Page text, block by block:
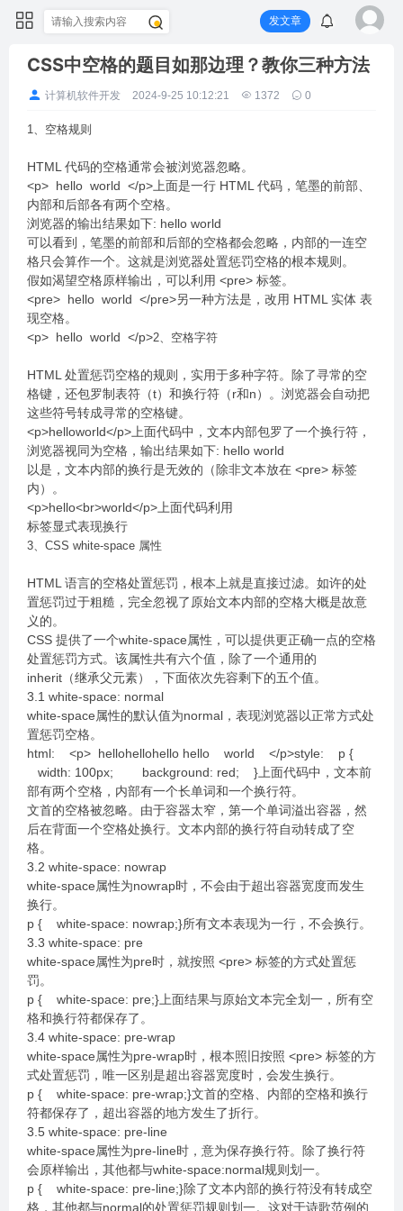
发文章
CSS中空格的题目如那边理？教你三种方法
计算机软件开发 2024-9-25 10:12:21 1372 0
1、空格规则
HTML 代码的空格通常会被浏览器忽略。
<p> hello world </p>上面是一行 HTML 代码，笔墨的前部、
内部和后部各有两个空格。
浏览器的输出结果如下: hello world
可以看到，笔墨的前部和后部的空格都会忽略，内部的一连空
格只会算作一个。这就是浏览器处置惩罚空格的根本规则。
假如渴望空格原样输出，可以利用 <pre> 标签。
<pre> hello world </pre>另一种方法是，改用 HTML 实体 表
现空格。
<p> hello world </p>2、空格字符
HTML 处置惩罚空格的规则，实用于多种字符。除了寻常的空
格键，还包罗制表符（t）和换行符（r和n）。浏览器会自动把
这些符号转成寻常的空格键。
<p>helloworld</p>上面代码中，文本内部包罗了一个换行符，
浏览器视同为空格，输出结果如下: hello world
以是，文本内部的换行是无效的（除非文本放在 <pre> 标签
内）。
<p>hello<br>world</p>上面代码利用
标签显式表现换行
3、CSS white-space 属性
HTML 语言的空格处置惩罚，根本上就是直接过滤。如许的处
置惩罚过于粗糙，完全忽视了原始文本内部的空格大概是故意
义的。
CSS 提供了一个white-space属性，可以提供更正确一点的空格
处置惩罚方式。该属性共有六个值，除了一个通用的
inherit（继承父元素），下面依次先容剩下的五个值。
3.1 white-space: normal
white-space属性的默认值为normal，表现浏览器以正常方式处
置惩罚空格。
html: <p> hellohellohello hello world </p>style: p {
width: 100px; background: red; }上面代码中，文本前
部有两个空格，内部有一个长单词和一个换行符。
文首的空格被忽略。由于容器太窄，第一个单词溢出容器，然
后在背面一个空格处换行。文本内部的换行符自动转成了空
格。
3.2 white-space: nowrap
white-space属性为nowrap时，不会由于超出容器宽度而发生
换行。
p { white-space: nowrap;}所有文本表现为一行，不会换行。
3.3 white-space: pre
white-space属性为pre时，就按照 <pre> 标签的方式处置惩
罚。
p { white-space: pre;}上面结果与原始文本完全划一，所有空
格和换行符都保存了。
3.4 white-space: pre-wrap
white-space属性为pre-wrap时，根本照旧按照 <pre> 标签的方
式处置惩罚，唯一区别是超出容器宽度时，会发生换行。
p { white-space: pre-wrap;}文首的空格、内部的空格和换行
符都保存了，超出容器的地方发生了折行。
3.5 white-space: pre-line
white-space属性为pre-line时，意为保存换行符。除了换行符
会原样输出，其他都与white-space:normal规则划一。
p { white-space: pre-line;}除了文本内部的换行符没有转成空
格，其他都与normal的处置惩罚规则划一。这对于诗歌范例的